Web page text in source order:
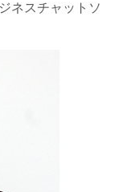
ネスチャットソ